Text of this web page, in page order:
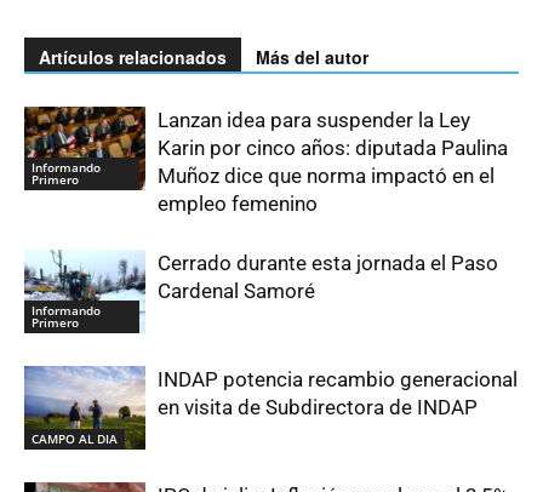
Artículos relacionados Más del autor
Informando
Primero
Lanzan idea para suspender la Ley
Karin por cinco años: diputada Paulina
Muñoz dice que norma impactó en el
empleo femenino
Informando
Primero
Cerrado durante esta jornada el Paso
Cardenal Samoré
CAMPO AL DIA
INDAP potencia recambio generacional
en visita de Subdirectora de INDAP